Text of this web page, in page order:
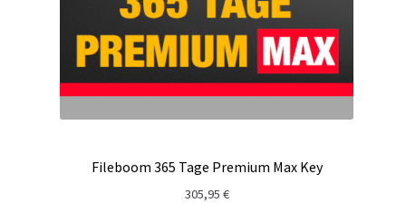
Fileboom 365 Tage Premium Max Key
305,95 €